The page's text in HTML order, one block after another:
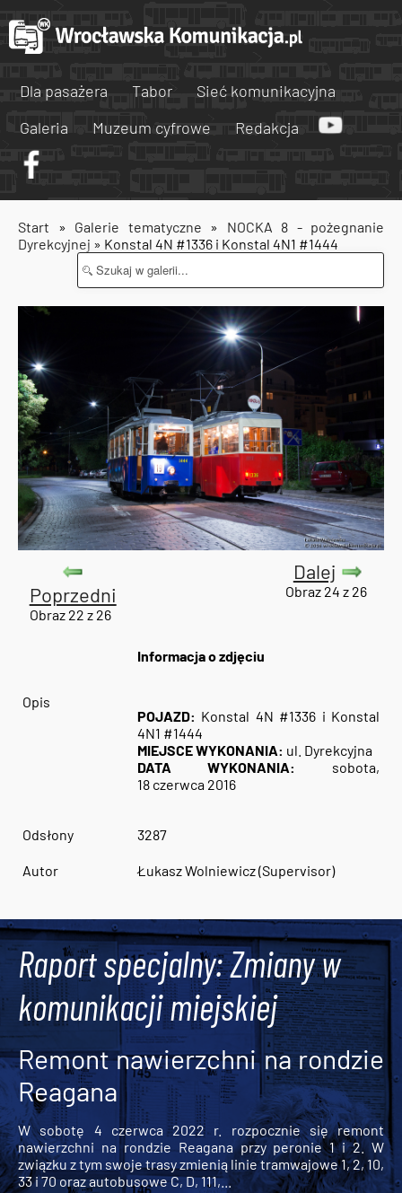
Dla pasażera Tabor
Sieć komunikacyjna
Galeria
Muzeum cyfrowe Redakcja
Start » Galerie tematyczne » NOCKA 8 - pożegnanie
Dyrekcyjnej » Konstal 4N #1336 i Konstal 4N1 #1444
Poprzedni
Obraz 22 z 26
Dalej
Obraz 24 z 26
Informacja o zdjęciu
Opis
POJAZD: Konstal 4N #1336 i Konstal
4N1 #1444
MIEJSCE WYKONANIA: ul. Dyrekcyjna
DATA WYKONANIA:
sobota,
18 czerwca 2016
Odsłony 3287
Autor Łukasz Wolniewicz (Supervisor)
Raport specjalny: Zmiany w
komunikacji miejskiej
Remont nawierzchni na rondzie
Reagana
W sobotę 4 czerwca 2022 r. rozpocznie się remont
nawierzchni na rondzie Reagana przy peronie 1 i 2. W
związku z tym swoje trasy zmienią linie tramwajowe 1, 2, 10,
33 i 70 oraz autobusowe C, D, 111,...